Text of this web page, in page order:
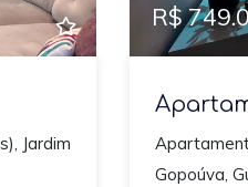
Jardim
R$
Gopoúva,